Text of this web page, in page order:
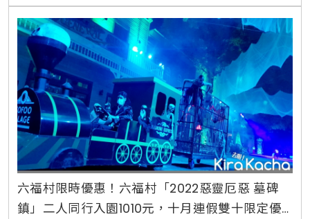
六福村限時優惠！六福村「2022惡靈厄惡 墓碑
鎮」二人同行入園1010元，十月連假雙十限定優